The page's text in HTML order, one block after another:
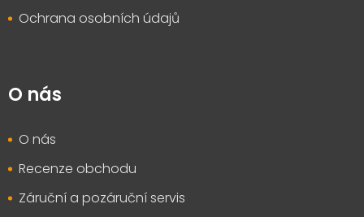
Ochrana osobních údajů
O nás
O nás
Recenze obchodu
Záruční a pozáruční servis